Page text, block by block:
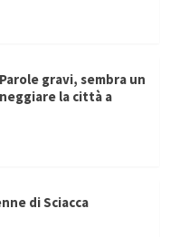
gravi, sembra un
la città a
di Sciacca